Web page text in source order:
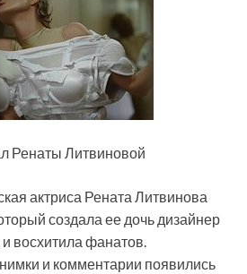
Ренаты Литвиновой
актриса Рената Литвинова
создала ее дочь дизайнер
восхитила фанатов.
и комментарии появились